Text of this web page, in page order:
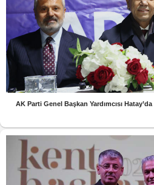
AK Parti Genel Başkan Yardımcısı Hatay’da